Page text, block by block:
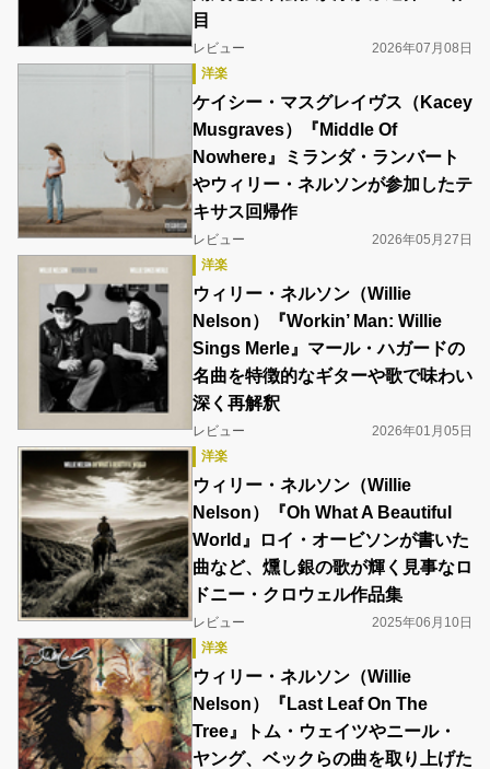
目
レビュー
2026年07月08日
洋楽
ケイシー・マスグレイヴス（Kacey
Musgraves）『Middle Of
Nowhere』ミランダ・ランバート
やウィリー・ネルソンが参加したテ
キサス回帰作
レビュー
2026年05月27日
洋楽
ウィリー・ネルソン（Willie
Nelson）『Workin’ Man: Willie
Sings Merle』マール・ハガードの
名曲を特徴的なギターや歌で味わい
深く再解釈
レビュー
2026年01月05日
洋楽
ウィリー・ネルソン（Willie
Nelson）『Oh What A Beautiful
World』ロイ・オービソンが書いた
曲など、燻し銀の歌が輝く見事なロ
ドニー・クロウェル作品集
レビュー
2025年06月10日
洋楽
ウィリー・ネルソン（Willie
Nelson）『Last Leaf On The
Tree』トム・ウェイツやニール・
ヤング、ベックらの曲を取り上げた